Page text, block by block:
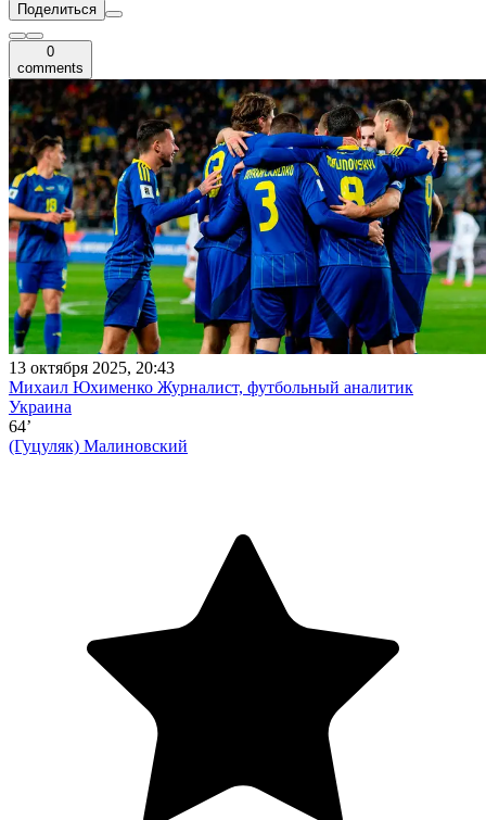
Поделиться
0
comments
13 октября 2025, 20:43
Михаил Юхименко Журналист, футбольный аналитик
Украина
64’
(Гуцуляк) Малиновский